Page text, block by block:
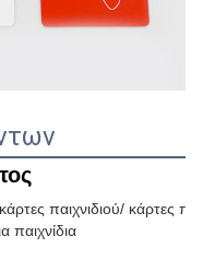
παιχνιδιού/ κάρτες
παιχνίδια